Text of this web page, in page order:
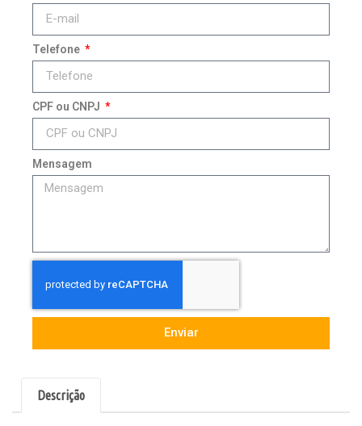
Telefone
CPF ou CNPJ
Mensagem
Enviar
Descrição